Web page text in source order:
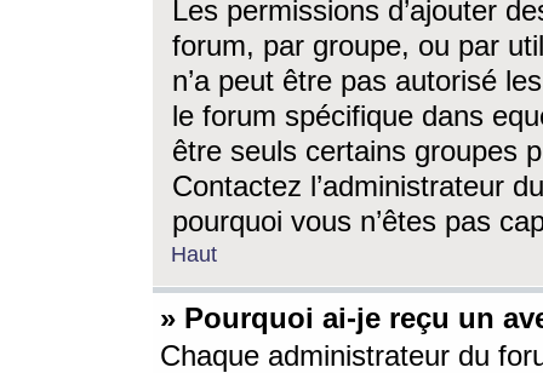
Les permissions d’ajouter
forum, par groupe, ou par
n’a peut être pas autorisé
le forum spécifique dans
être seuls certains groupes
Contactez l’administrateur
pourquoi vous n’êtes pas
Haut
» Pourquoi ai-je reçu un
Chaque administrateur du